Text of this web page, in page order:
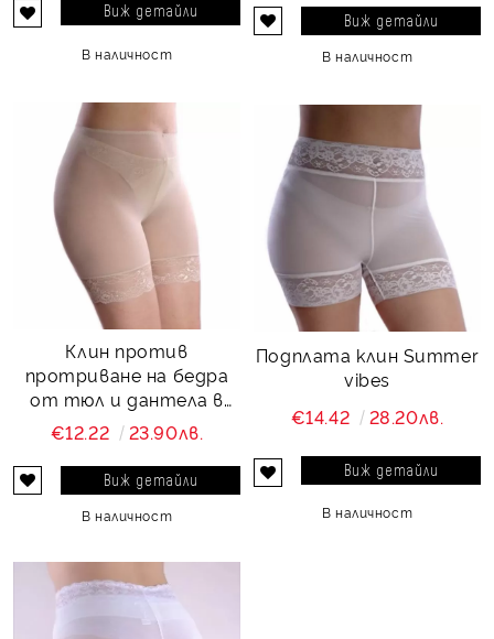
Виж детайли
В наличност
Виж детайли
В наличност
Клин против
протриване на бедра
от тюл и дантела в
телесен цвят New look
€12.22 23.90лв.
Виж детайли
В наличност
Подплата клин Summer
vibes
€14.42
28.20лв.
Виж детайли
В наличност